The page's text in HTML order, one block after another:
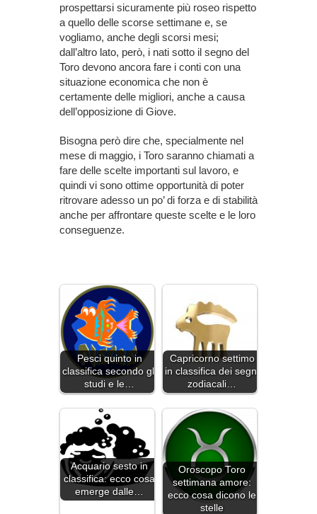
prospettarsi sicuramente più roseo rispetto
a quello delle scorse settimane e, se
vogliamo, anche degli scorsi mesi;
dall’altro lato, però, i nati sotto il segno del
Toro devono ancora fare i conti con una
situazione economica che non è
certamente delle migliori, anche a causa
dell’opposizione di Giove.
Bisogna però dire che, specialmente nel
mese di maggio, i Toro saranno chiamati a
fare delle scelte importanti sul lavoro, e
quindi vi sono ottime opportunità di poter
ritrovare adesso un po’ di forza e di stabilità
anche per affrontare queste scelte e le loro
conseguenze.
Pesci quinto in
classifica secondo gli
studi e le…
Capricorno settimo
in classifica dei segni
zodiacali…
Acquario sesto in
classifica: ecco cosa
emerge dalle…
Oroscopo Toro
settimana amore:
ecco cosa dicono le
stelle